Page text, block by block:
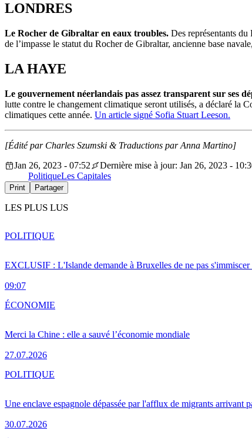
LONDRES
Le Rocher de Gibraltar en eaux troubles. Des représentants
de l’impasse le statut du Rocher de Gibraltar, ancienne base
LA HAYE
Le gouvernement néerlandais pas assez transparent sur ses
lutte contre le changement climatique seront utilisés, a déclaré la
climatiques cette année. Un article signé Sofia Stuart Leeson.
[Édité par Charles Szumski & Traductions par Anna Martino]
Jan 26, 2023 - 07:52
Dernière mise à jour: Jan 26, 2023 -
PolitiqueLes Capitales
Print Partager
LES PLUS LUS
EXCLUSIF : L'Islande demande à Bruxelles de ne pas
09:07
POLITIQUE
Merci la Chine : elle a sauvé l’économie mondiale
27.07.2026
ÉCONOMIE
Une enclave espagnole dépassée par l'afflux de migrants arrivant
30.07.2026
POLITIQUE